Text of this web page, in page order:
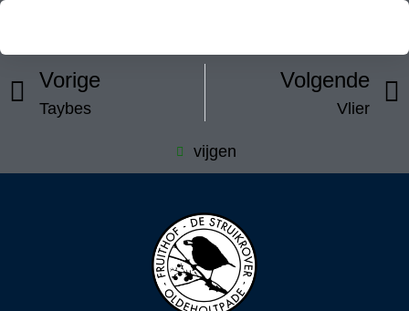
Vorige
Taybes
Volgende
Vlier
vijgen